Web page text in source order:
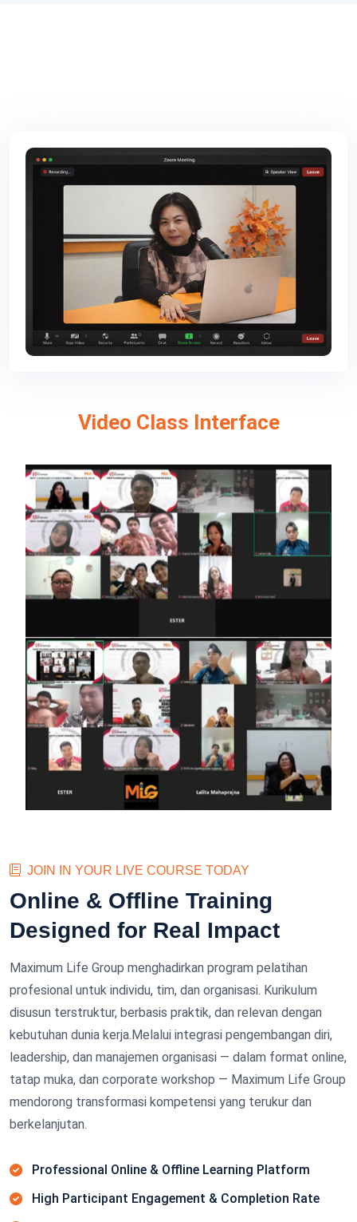
JOIN IN YOUR LIVE COURSE TODAY
Online & Offline Training
Designed for Real Impact
Maximum Life Group menghadirkan program pelatihan
profesional untuk individu, tim, dan organisasi. Kurikulum
disusun terstruktur, berbasis praktik, dan relevan dengan
kebutuhan dunia kerja.Melalui integrasi pengembangan diri,
leadership, dan manajemen organisasi — dalam format online,
tatap muka, dan corporate workshop — Maximum Life Group
mendorong transformasi kompetensi yang terukur dan
berkelanjutan.
Professional Online & Offline Learning Platform
High Participant Engagement & Completion Rate
Video Class Interface